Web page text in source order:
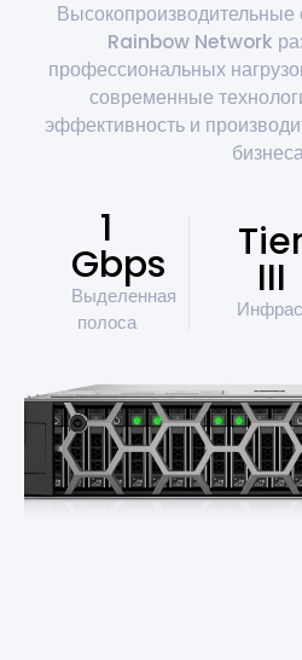
Rainbow Network
профессиональных
современные
эффективность и
1
Gbps
Выделенная
полоса
III